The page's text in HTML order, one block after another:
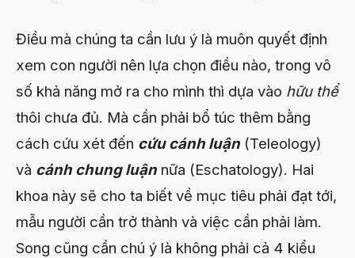
Điều mà chúng ta cần lưu ý là muôn quyết định
xem con người nên lựa chọn điều nào, trong vô
số khả năng mở ra cho mình thì dựa vào hữu thể
thôi chưa đủ. Mà cần phải bổ túc thêm bằng
cách cứu xét đến cứu cánh luận (Teleology)
và cánh chung luận nữa (Eschatology). Hai
khoa này sẽ cho ta biết về mục tiêu phải đạt tới,
mẫu người cần trở thành và việc cần phải làm.
Song cũng cần chú ý là không phải cả 4 kiểu